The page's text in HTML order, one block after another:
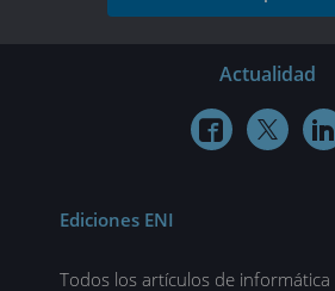
Actualidad
  
Ediciones ENI
Todos los artículos de informática